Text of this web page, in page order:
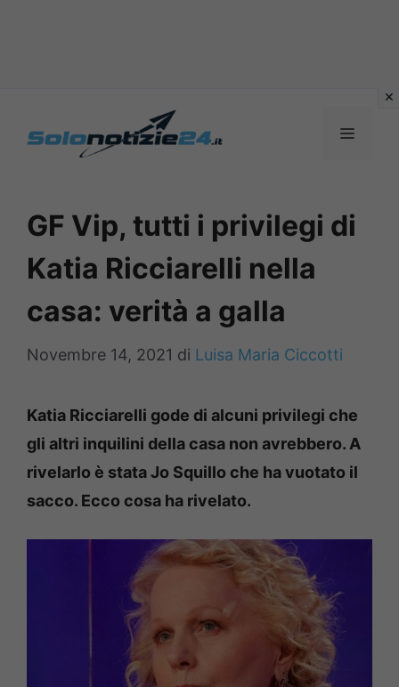
MENU
GF Vip, tutti i privilegi di
Katia Ricciarelli nella
casa: verità a galla
Novembre 14, 2021 di Luisa Maria Ciccotti
Katia Ricciarelli gode di alcuni privilegi che
gli altri inquilini della casa non avrebbero. A
rivelarlo è stata Jo Squillo che ha vuotato il
sacco. Ecco cosa ha rivelato.